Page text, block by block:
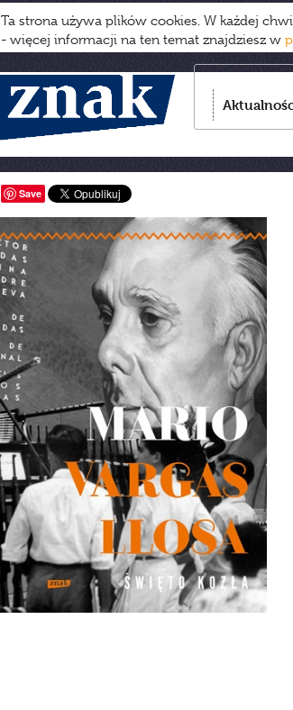
Ta strona używa plików cookies. W każdej
- więcej informacji na ten temat znajdziesz w
Save